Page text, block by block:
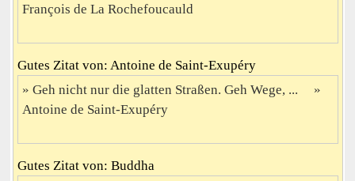
François de La Rochefoucauld
Gutes Zitat von: Antoine de Saint-Exupéry
Geh nicht nur die glatten Straßen. Geh Wege, ...
Antoine de Saint-Exupéry
Gutes Zitat von: Buddha